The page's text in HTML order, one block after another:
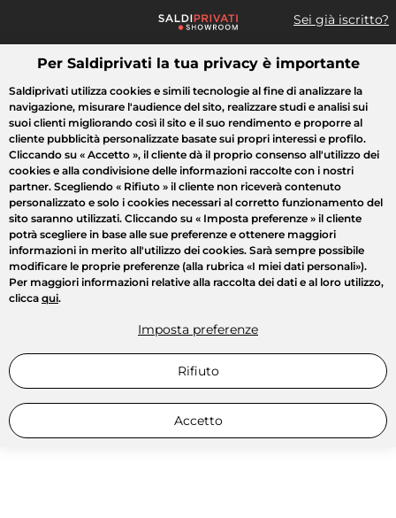
Sei già iscritto?
Cosa cerchi?
Tutte le vendite Moda Casa Bellezza Elettrodomestici
Per Saldiprivati la tua privacy è importante
Saldiprivati utilizza cookies e simili tecnologie al fine di analizzare la
navigazione, misurare l'audience del sito, realizzare studi e analisi sui
suoi clienti migliorando così il sito e il suo rendimento e proporre al
cliente pubblicità personalizzate basate sui propri interessi e profilo.
Cliccando su « Accetto », il cliente dà il proprio consenso all'utilizzo dei
cookies e alla condivisione delle informazioni raccolte con i nostri
partner. Scegliendo « Rifiuto » il cliente non riceverà contenuto
personalizzato e solo i cookies necessari al corretto funzionamento del
sito saranno utilizzati. Cliccando su « Imposta preferenze » il cliente
potrà scegliere in base alle sue preferenze e ottenere maggiori
informazioni in merito all'utilizzo dei cookies. Sarà sempre possibile
modificare le proprie preferenze (alla rubrica «I miei dati personali»).
Per maggiori informazioni relative alla raccolta dei dati e al loro utilizzo,
clicca qui.
Imposta preferenze
Rifiuto
Accetto